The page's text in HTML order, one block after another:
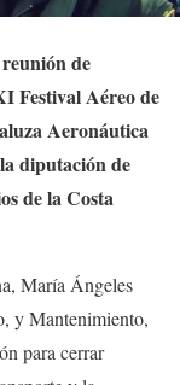
de
Festival Aéreo de
Aeronáutica
diputación de
de la Costa
María Ángeles
y Mantenimiento,
para cerrar